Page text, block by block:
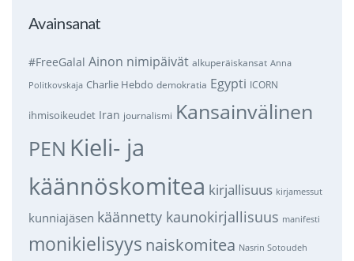
Avainsanat
#FreeGalal Ainon nimipäivät alkuperäiskansat Anna
Politkovskaja Charlie Hebdo demokratia Egypti ICORN
ihmisoikeudet Iran journalismi Kansainvälinen
PEN Kieli- ja
käännöskomitea kirjallisuus kirjamessut
kunniajäsen käännetty kaunokirjallisuus manifesti
monikielisyys naiskomitea Nasrin Sotoudeh